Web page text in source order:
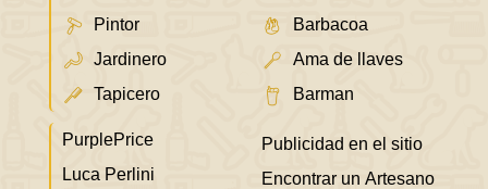
Pintor
Jardinero
Tapicero
Barbacoa
Ama de llaves
Barman
PurplePrice
Luca Perlini
Publicidad en el sitio
Encontrar un Artesano